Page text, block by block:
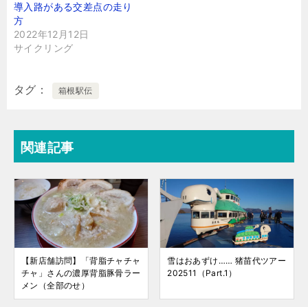
導入路がある交差点の走り
方
2022年12月12日
サイクリング
タグ 箱根駅伝
関連記事
【新店舗訪問】「背脂チャチャ
チャ」さんの濃厚背脂豚骨ラー
メン（全部のせ）
雪はおあずけ…… 猪苗代ツアー
202511（Part.1）